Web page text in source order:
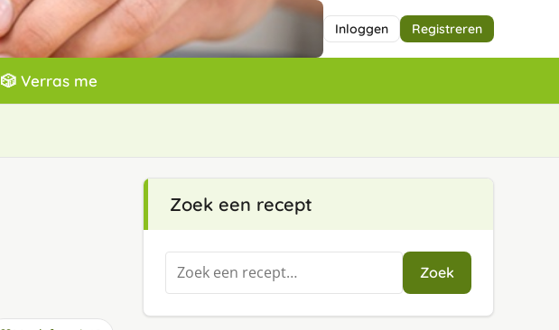
Inloggen Registreren
🎲 Verras me
Zoek een recept
Zoeken
naar:
Zoek